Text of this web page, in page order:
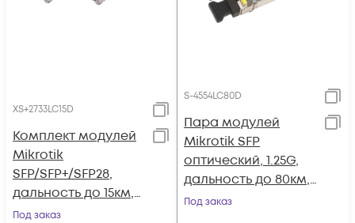
XS+2733LC15D
Комплект модулей
Mikrotik
SFP/SFP+/SFP28,
дальность до 15км,
1270nm + 1330nm, SM,
Под заказ
S-4554LC80D
Пара модулей
Mikrotik SFP
оптический, 1.25G,
дальность до 80км,
1490/1550нм
Под заказ